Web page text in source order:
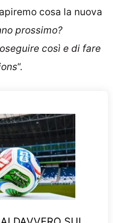
cosa la nuova
prossimo?
così e di fare
“.